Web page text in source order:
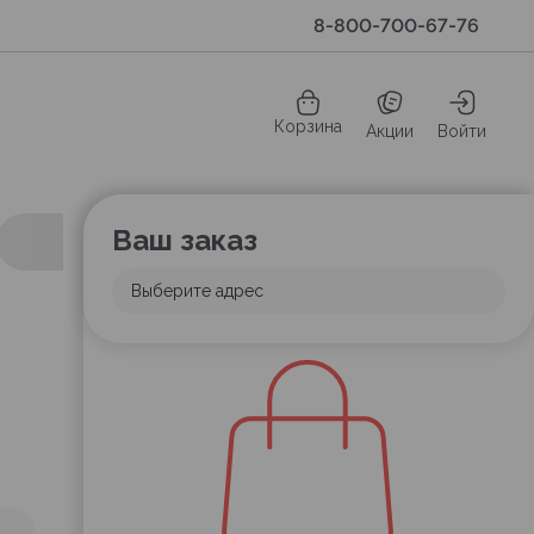
8-800-700-67-76
Корзина Акции Войти
Ваш заказ
Выберите адрес